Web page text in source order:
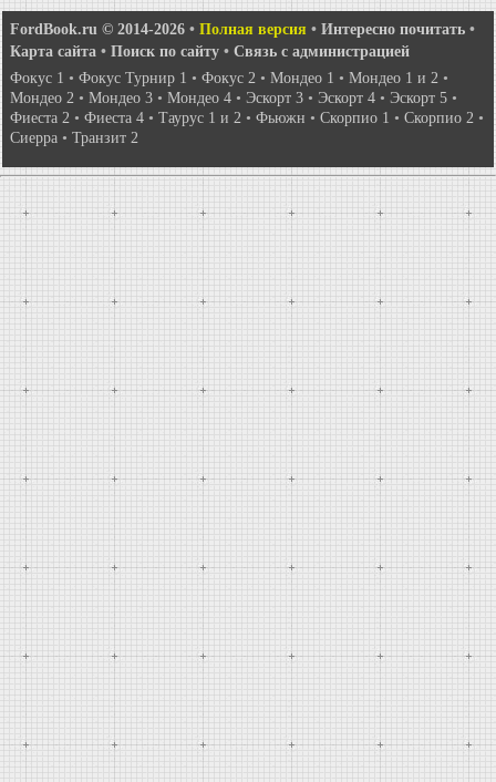
FordBook.ru © 2014-2026 • Полная версия • Интересно почитать •
Карта сайта • Поиск по сайту • Связь с администрацией
Фокус 1 • Фокус Турнир 1 • Фокус 2 • Мондео 1 • Мондео 1 и 2 •
Мондео 2 • Мондео 3 • Мондео 4 • Эскорт 3 • Эскорт 4 • Эскорт 5 •
Фиеста 2 • Фиеста 4 • Таурус 1 и 2 • Фьюжн • Скорпио 1 • Скорпио 2 •
Сиерра • Транзит 2